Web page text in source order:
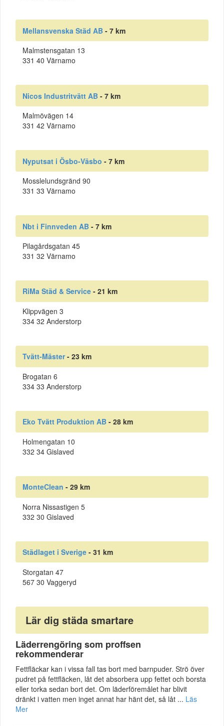
Mellansvenska Städ AB - 7 km
Malmstensgatan 13
331 40 Värnamo
Nicos Industritvätt AB - 7 km
Malmövägen 14
331 42 Värnamo
Nyputsat i Ösbo-Väsbo - 7 km
Mosslelundsgränd 90
331 33 Värnamo
Nbt i Finnveden AB - 7 km
Pilagårdsgatan 45
331 32 Värnamo
RiMa Städ & Service - 21 km
Klippvägen 3
334 32 Anderstorp
Tvätt-Mäster- 23 km
Brogatan 6
334 33 Anderstorp
Eko Tvätt Produktion AB - 28 km
Holmengatan 10
332 34 Gislaved
MonteClean - 29 km
Norra Nissastigen 5
332 30 Gislaved
Städlaget i Sverige - 31 km
Storgatan 47
567 30 Vaggeryd
Lär dig städa smartare
Läderrengöring som proffsen
rekommenderar
Fettfläckar kan i vissa fall tas bort med barnpuder. Strö över
pudret på fettfläcken, låt det absorbera upp fettet och borsta
eller torka sedan bort det. Om läderföremålet har blivit
dränkt i vatten men inget annat har hänt det, så låt ... Läs
Mer